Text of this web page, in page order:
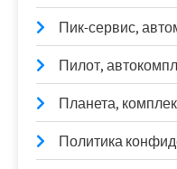
Пик-сервис,
Пилот,
Планета,
Политика